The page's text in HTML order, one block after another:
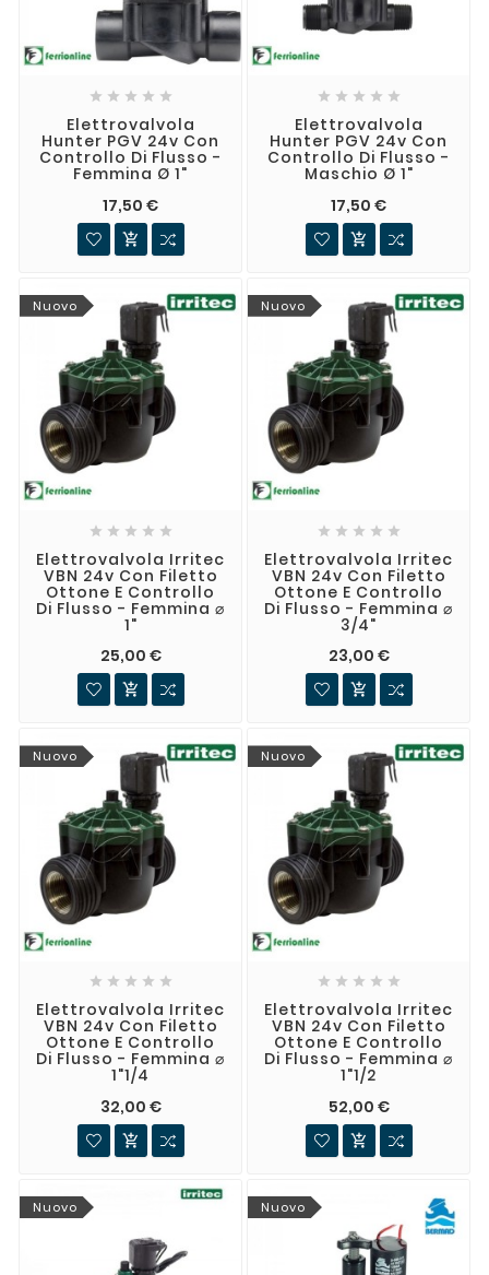
    
Elettrovalvola
Hunter PGV 24v Con
Controllo Di Flusso -
Femmina Ø 1"
17,50 €

    
Elettrovalvola
Hunter PGV 24v Con
Controllo Di Flusso -
Maschio Ø 1"
17,50 €

Nuovo
    
Elettrovalvola Irritec
VBN 24v Con Filetto
Ottone E Controllo
Di Flusso - Femmina ⌀
1"
25,00 €

Nuovo
    
Elettrovalvola Irritec
VBN 24v Con Filetto
Ottone E Controllo
Di Flusso - Femmina ⌀
3/4"
23,00 €

Nuovo
    
Elettrovalvola Irritec
VBN 24v Con Filetto
Ottone E Controllo
Di Flusso - Femmina ⌀
1"1/4
32,00 €

Nuovo
    
Elettrovalvola Irritec
VBN 24v Con Filetto
Ottone E Controllo
Di Flusso - Femmina ⌀
1"1/2
52,00 €

Nuovo Nuovo